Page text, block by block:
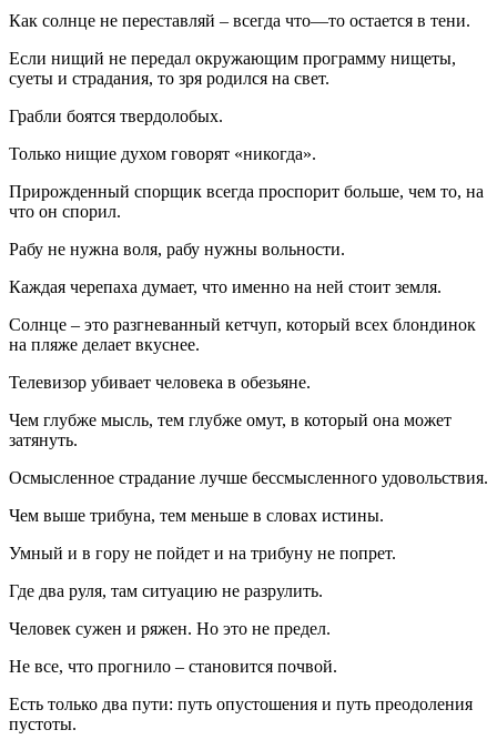
Как солнце не переставляй – всегда что—то остается в тени.
Если нищий не передал окружающим программу нищеты,
суеты и страдания, то зря родился на свет.
Грабли боятся твердолобых.
Только нищие духом говорят «никогда».
Прирожденный спорщик всегда проспорит больше, чем то, на
что он спорил.
Рабу не нужна воля, рабу нужны вольности.
Каждая черепаха думает, что именно на ней стоит земля.
Солнце – это разгневанный кетчуп, который всех блондинок
на пляже делает вкуснее.
Телевизор убивает человека в обезьяне.
Чем глубже мысль, тем глубже омут, в который она может
затянуть.
Осмысленное страдание лучше бессмысленного удовольствия.
Чем выше трибуна, тем меньше в словах истины.
Умный и в гору не пойдет и на трибуну не попрет.
Где два руля, там ситуацию не разрулить.
Человек сужен и ряжен. Но это не предел.
Не все, что прогнило – становится почвой.
Есть только два пути: путь опустошения и путь преодоления
пустоты.